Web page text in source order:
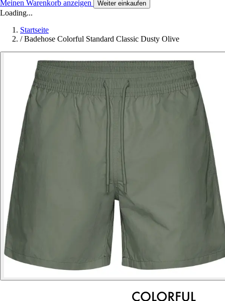
Meinen Warenkorb anzeigen Weiter einkaufen
Loading...
Startseite
/ Badehose Colorful Standard Classic Dusty Olive